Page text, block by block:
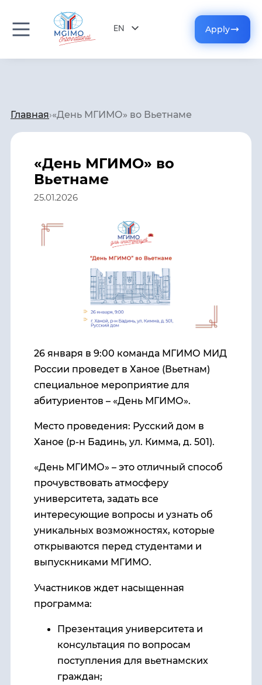
EN
Apply
Главная›«День МГИМО» во Вьетнаме
«День МГИМО» во
Вьетнаме
25.01.2026
26 января в 9:00 команда МГИМО МИД
России проведет в Ханое (Вьетнам)
специальное мероприятие для
абитуриентов – «День МГИМО».
Место проведения: Русский дом в
Ханое (р-н Бадинь, ул. Кимма, д. 501).
«День МГИМО» – это отличный способ
прочувствовать атмосферу
университета, задать все
интересующие вопросы и узнать об
уникальных возможностях, которые
открываются перед студентами и
выпускниками МГИМО.
Участников ждет насыщенная
программа:
Презентация университета и
консультация по вопросам
поступления для вьетнамских
граждан;